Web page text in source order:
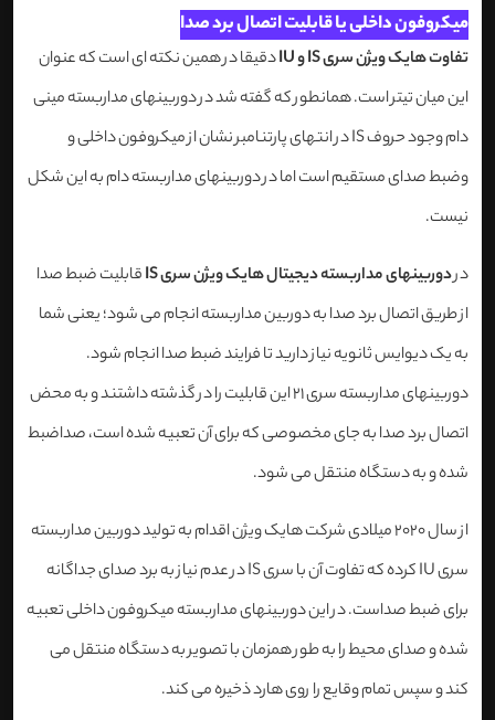
میکروفون داخلی یا قابلیت اتصال برد صدا
تفاوت هایک ویژن سری IS و IU
دقیقا در همین نکته ای است که عنوان
این میان تیتر است. همانطور که گفته شد در دوربینهای مداربسته مینی
دام وجود حروف IS در انتهای پارتنامبر نشان از میکروفون داخلی و
وضبط صدای مستقیم است اما در دوربینهای مداربسته دام به این شکل
نیست.
دردوربینهای مداربسته دیجیتال هایک ویژن سری IS
قابلیت ضبط صدا
از طریق اتصال برد صدا به دوربین مداربسته انجام می شود؛ یعنی شما
به یک دیوایس ثانویه نیاز دارید تا فرایند ضبط صدا انجام شود.
دوربینهای مداربسته سری 21 این قابلیت را در گذشته داشتند و به محض
اتصال برد صدا به جای مخصوصی که برای آن تعبیه شده است، صداضبط
شده و به دستگاه منتقل می شود.
از سال 2020 میلادی شرکت هایک ویژن اقدام به تولید دوربین مداربسته
سری IU کرده که تفاوت آن با سری IS در عدم نیاز به برد صدای جداگانه
برای ضبط صداست. در این دوربینهای مداربسته میکروفون داخلی تعبیه
شده و صدای محیط را به طور همزمان با تصویر به دستگاه منتقل می
کند و سپس تمام وقایع را روی هارد ذخیره می کند.